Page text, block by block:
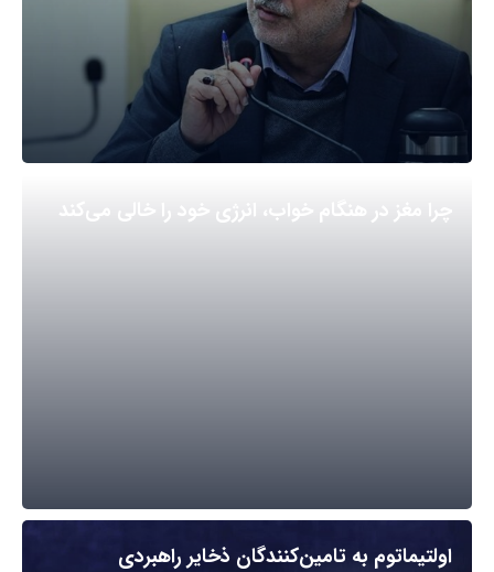
چرا مغز در هنگام خواب، انرژی خود را خالی می‌کند
اولتیماتوم به تامین‌کنندگان ذخایر راهبردی